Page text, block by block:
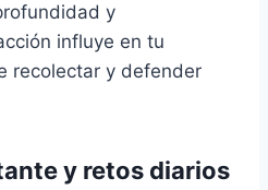
y
influye en tu
recolectar y defender
y retos diarios